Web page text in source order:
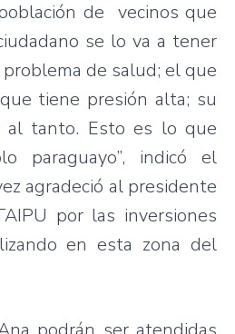
de vecinos que
se lo va a tener
de salud; el que
tiene presión alta; su
al tanto. Esto es lo que
paraguayo”, indicó el
agradeció al presidente
por las inversiones
en esta zona del